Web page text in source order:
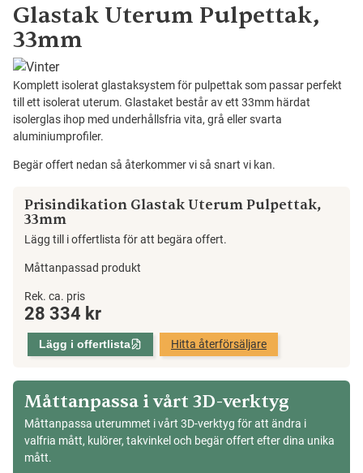
Glastak Uterum Pulpettak,
33mm
Komplett isolerat glastaksystem för pulpettak som passar perfekt
till ett isolerat uterum. Glastaket består av ett 33mm härdat
isolerglas ihop med underhållsfria vita, grå eller svarta
aluminiumprofiler.
Begär offert nedan så återkommer vi så snart vi kan.
Prisindikation Glastak Uterum Pulpettak,
33mm
Lägg till i offertlista för att begära offert.
Måttanpassad produkt
Glastak
Uterum
Pulpettak,
33mm
Rek. ca. pris
28 334 kr
Lägg i offertlista Hitta återförsäljare
Måttanpassa i vårt 3D-verktyg
Måttanpassa uterummet i vårt 3D-verktyg för att ändra i
valfria mått, kulörer, takvinkel och begär offert efter dina unika
mått.